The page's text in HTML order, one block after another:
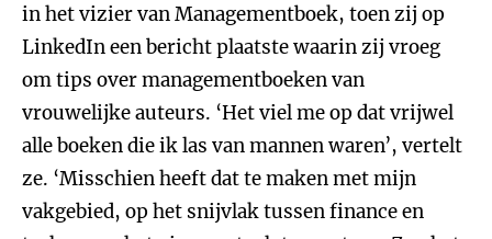
in het vizier van Managementboek, toen zij op
LinkedIn een bericht plaatste waarin zij vroeg
om tips over managementboeken van
vrouwelijke auteurs. ‘Het viel me op dat vrijwel
alle boeken die ik las van mannen waren’, vertelt
ze. ‘Misschien heeft dat te maken met mijn
vakgebied, op het snijvlak tussen finance en